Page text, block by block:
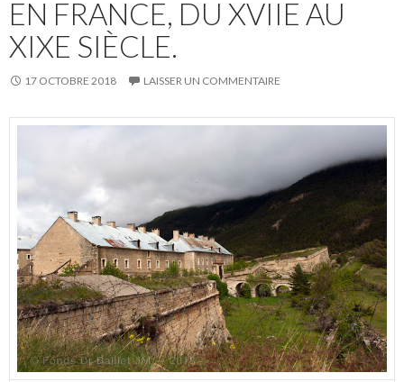
EN FRANCE, DU XVIIE AU
XIXE SIÈCLE.
17 OCTOBRE 2018 LAISSER UN COMMENTAIRE